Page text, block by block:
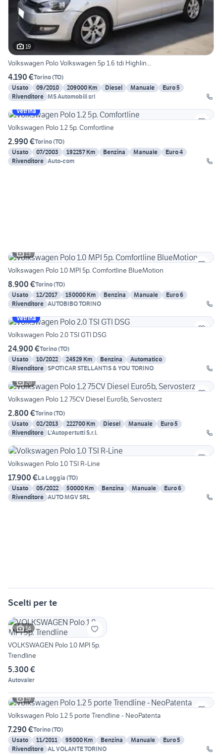
19
Volkswagen Polo Volkswagen 5p 1.6 tdi Highlin...
4.190 €Torino(TO)
Usato
09/2010 209000 Km Diesel Manuale
Euro 5
Rivenditore MS Automobili srl
Vetrina
Volkswagen Polo 1.2 5p. Comfortline
2.990 €Torino(TO)
Usato
07/2003 192257 Km Benzina Manuale
Euro 4
Rivenditore Auto-com
13
Volkswagen Polo 1.0 MPI 5p. Comfortline BlueMotion
8.900 €Torino(TO)
Usato
12/2017 150000 Km Benzina Manuale
Euro 6
Rivenditore AUTOBIBO TORINO
Vetrina
Volkswagen Polo 2.0 TSI GTI DSG
24.900 €Torino(TO)
Usato
10/2022 24529 Km Benzina
Automatico
Rivenditore SPOTICAR STELLANTIS & YOU TORINO
20
Volkswagen Polo 1.2 75CV Diesel Euro5b, Servosterz
2.800 €Torino(TO)
Usato
02/2013 222700 Km Diesel Manuale
Euro 5
Rivenditore L'Autopertutti S.r.l.
Volkswagen Polo 1.0 TSI R-Line
17.900 €La Loggia (TO)
Usato
05/2022 50000 Km Benzina Manuale
Euro 6
Rivenditore AUTO MGV SRL
Scelti per te
14
VOLKSWAGEN Polo 1.0 MPI 5p.
Trendline
5.300 €
Autovaler
19
Volkswagen Polo 1.2 5 porte Trendline - NeoPatenta
7.290 €Torino(TO)
Usato
11/2011 95000 Km Benzina Manuale
Euro 5
Rivenditore AL VOLANTE TORINO